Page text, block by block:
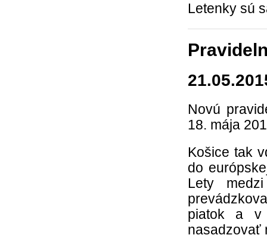
Letenky sú
Novú
18. mája
Košice tak
do
Lety
piatok a v
nasadzovať